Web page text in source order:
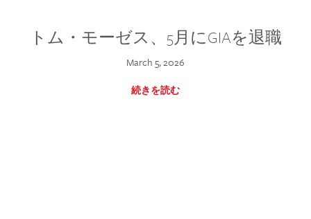
トム・モーゼス、5月にGIAを退職
March 5, 2026
続きを読む